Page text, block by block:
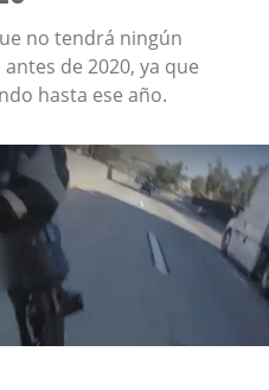
no tendrá ningún
de 2020, ya que
hasta ese año.